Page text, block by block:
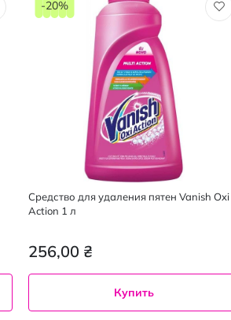
Средство для удаления пятен Vanish Oxi
Action 1 л
256,00 ₴
-20%
Купить